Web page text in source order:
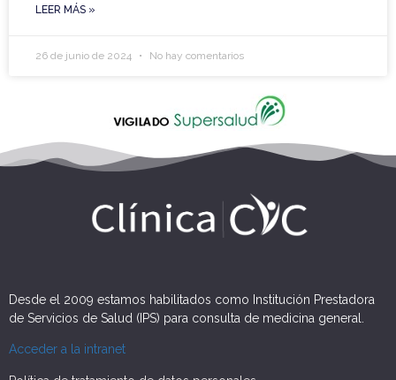
LEER MÁS »
26 de junio de 2024 No hay comentarios
Desde el 2009 estamos habilitados como Institución Prestadora
de Servicios de Salud (IPS) para consulta de medicina general.
Acceder a la intranet